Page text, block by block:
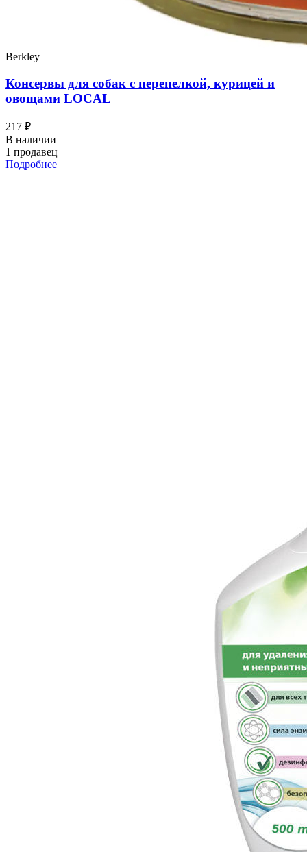
Berkley
Консервы для собак с перепелкой, курицей и
овощами LOCAL
217 ₽
В наличии
1 продавец
Подробнее